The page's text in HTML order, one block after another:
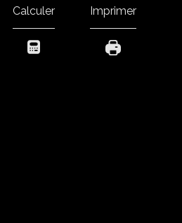
Calculer Imprimer